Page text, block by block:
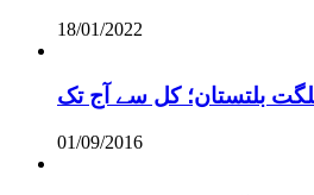
18/01/2022
بلتستان؛ کل سے آج تک
01/09/2016